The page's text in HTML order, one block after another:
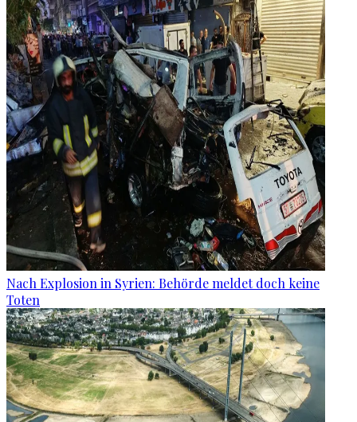
Nach Explosion in Syrien: Behörde meldet doch keine
Toten